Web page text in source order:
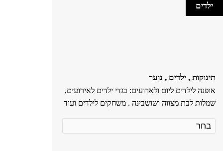
ילדים
תינוקות , ילדים , נוער
אופנה לילדים ליום ולארועים: בגדי ילדים לאירועים,
שמלות לבת מצווה ושושבינה . משחקים לילדים ועוד